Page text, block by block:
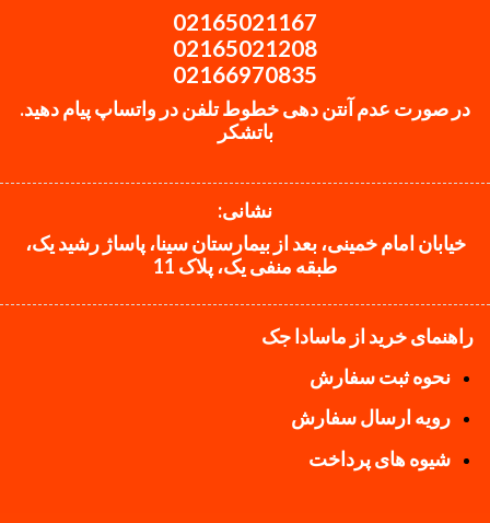
02165021167
02165021208
02166970835
در صورت عدم آنتن دهی خطوط تلفن در واتساپ پیام دهید.
باتشکر
نشانی:
خیابان امام خمینی، بعد از بیمارستان سینا، پاساژ رشید یک،
طبقه منفی یک، پلاک 11
راهنمای خرید از ماسادا جک
نحوه ثبت سفارش
رویه ارسال سفارش
شیوه های پرداخت